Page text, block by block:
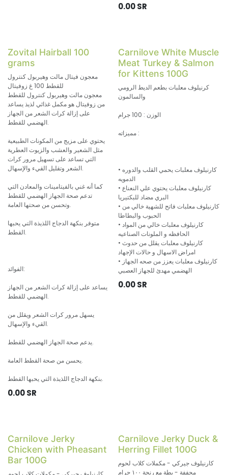
0.00SR
Zovital Hairball 100
grams
معجون فيتال مالت وهيربول كنترول
للقطط 100 غ زوفيتال
معجون مالت وهيربول كنترول للقطط
من زوفيتال هو مكمل غذائي لذيذ يساعد
على إزالة كرات الشعر من الجهاز
الهضمي للقطط.
يحتوي على مزيج من المكونات الطبيعية
مثل الشعير والعشب والزيوت العطرية
التي تساعد على تسهيل مرور كرات
الشعر وتقليل القيء والإسهال.
كما أنه غني بالفيتامينات والمعادن التي
تدعم صحة الجهاز الهضمي للقطط
وتحسن من صحتها العامة.
متوفر بنكهة الدجاج اللذيذة التي يحبها
القطط.
الفوائد:
يساعد على إزالة كرات الشعر من الجهاز
الهضمي للقطط.
يسهل مرور كرات الشعر ويقلل من
القيء والإسهال.
يدعم صحة الجهاز الهضمي للقطط.
يحسن من صحة القطط العامة.
بنكهة الدجاج اللذيذة التي يحبها القطط.
0.00SR
Carnilove White Muscle
Meat Turkey & Salmon
for Kittens 100G
كرنيلوف معلبات بطعم الديط الرومي
والسالمون
الوزن : 100 جرام
مميزاته :
• كارنيلوف معلبات يحمي القلب والدوره
الدمويه
• كارنيلوف معلبات يحتوي علي النعناع
البري مضاد للبكتيريا
• كارنيلوف معلبات فاتح للشهية خالي من
الحبوب والبطاطا
• كارنيلوف معلبات خالي من المواد
الحافظه و الملونات الصناعيه
• كارنيلوف معلبات يقلل من حدوث
امراض الاسهال و حالات الإجهاد
• كارنيلوف معلبات يعزز من صحه الجهاز
الهضمي مهدئ للجهاز العصبي
0.00SR
Carnilove Jerky
Chicken with Pheasant
Bar 100G
Carnilove Jerky Duck &
Herring Fillet 100G
كارنيلوف جيركي - مكملات كلاب لحوم
مجففة - بطة مع رنجة ١٠٠ جرام